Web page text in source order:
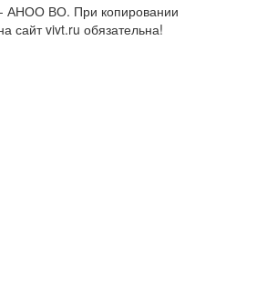
АНОО ВО. При копировании
сайт vivt.ru обязательна!